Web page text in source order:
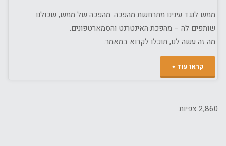
ממש לנגד עינינו מתרחשת מהפכה. מהפכה של ממש, שכולנו
שותפים לה – מהפכת האינטרנט והסמארטפונים.
מה זה עשה לנו, תוכלו לקרוא במאמר.
קראו עוד
2,860 צפיות